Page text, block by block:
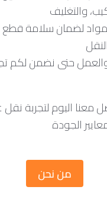
لضمان سلامة قطع
حتى نضمن لكم
معنا اليوم لتجربة
من نحن